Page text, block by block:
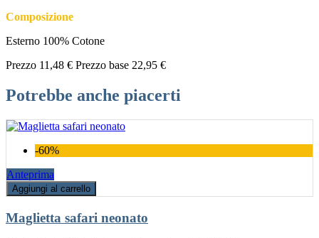
Composizione
Esterno 100% Cotone
Prezzo 11,48 € Prezzo base 22,95 €
Potrebbe anche piacerti
-60%
Anteprima
Aggiungi al carrello
Maglietta safari neonato